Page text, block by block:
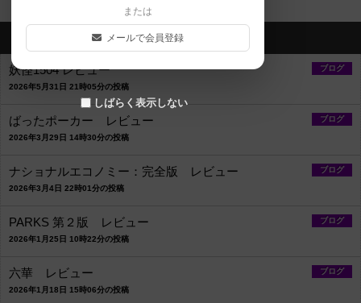
最新のお知らせ
ブログ
妖怪1504 レビュー
2026年5月31日 21時05分の投稿
ブログ
ばったポーカー レビュー
2026年3月29日 14時30分の投稿
ブログ
ナショナルエコノミー：完全版 レビュー
2026年3月4日 22時01分の投稿
ブログ
PARKS 第２版 レビュー
2026年1月25日 10時22分の投稿
ブログ
六華 レビュー
2026年1月18日 15時06分の投稿
または
メールで会員登録
しばらく表示しない